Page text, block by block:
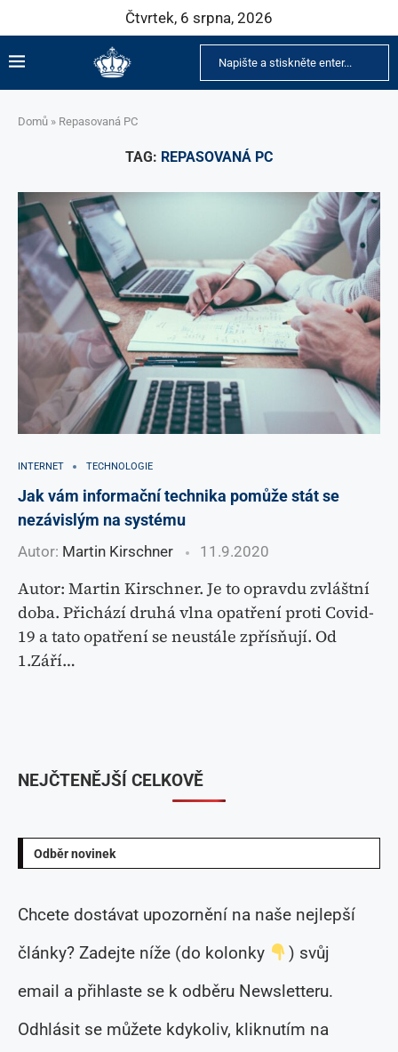
Čtvrtek, 6 srpna, 2026
Domů » Repasovaná PC
TAG: REPASOVANÁ PC
INTERNET TECHNOLOGIE
Jak vám informační technika pomůže stát se
nezávislým na systému
Autor: Martin Kirschner 11.9.2020
Autor: Martin Kirschner. Je to opravdu zvláštní
doba. Přichází druhá vlna opatření proti Covid-
19 a tato opatření se neustále zpřísňují. Od
1.Září…
Odběr novinek
Chcete dostávat upozornění na naše nejlepší
články? Zadejte níže (do kolonky
) svůj
email a přihlaste se k odběru Newsletteru.
Odhlásit se můžete kdykoliv, kliknutím na
NEJČTENĚJŠÍ CELKOVĚ